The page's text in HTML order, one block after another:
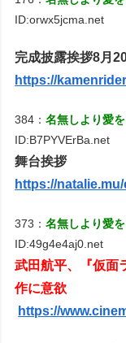
ID:orwx5jcma.net
完成披露挨拶8月
https://
384：名無しより愛
ID:B7PYVErBa.net
舞台挨拶
https://
373：名無しより愛
ID:49g4e4aj0.net
武田航平、『仮面
作に意欲
https://